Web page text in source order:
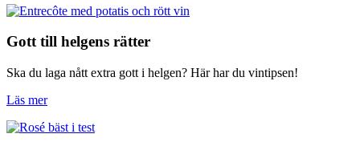
Gott till helgens rätter
Ska du laga nått extra gott i helgen? Här har du vintipsen!
Läs mer